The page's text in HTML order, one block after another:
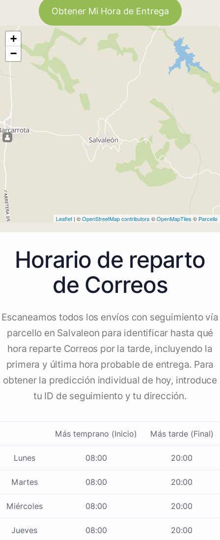
Obtener Mi Hora de Entrega
+
−
Leaflet | ©OpenStreetMap contributors ©OpenMapTiles © Parcello
Horario de reparto
de Correos
Escaneamos todos los envíos con seguimiento vía
parcello en Salvaleon para identificar hasta qué
hora reparte Correos por la tarde, incluyendo la
primera y última hora probable de entrega. Para
obtener la predicción individual de hoy, introduce
tu ID de seguimiento y tu dirección.
Más temprano (Inicio) Más tarde (Final)
Lunes 08:00 20:00
Martes 08:00 20:00
Miércoles 08:00 20:00
Jueves 08:00 20:00